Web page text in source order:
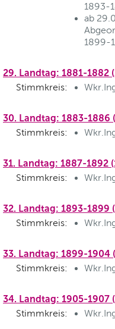
1893-
ab
1899-
29. Landtag: 1881-1882
Stimmkreis:
30. Landtag: 1883-1886
Stimmkreis:
31. Landtag: 1887-1892
Stimmkreis:
32. Landtag: 1893-1899
Stimmkreis:
33. Landtag: 1899-1904
Stimmkreis:
34. Landtag: 1905-1907
Stimmkreis: